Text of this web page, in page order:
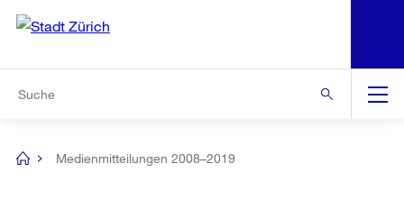
Navigation
[no
Medienmitteilungen 2008–2019